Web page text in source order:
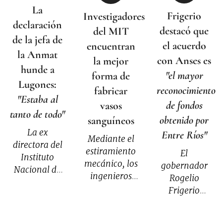
La
declaración
de la jefa de
la Anmat
hunde a
Lugones:
"Estaba al
tanto de todo"
La ex
directora del
Instituto
Nacional de
Investigadores
del MIT
encuentran
la mejor
forma de
fabricar
vasos
sanguíneos
Mediante el
estiramiento
mecánico, los
ingenieros
Frigerio
destacó que
el acuerdo
con Anses es
"el mayor
reconocimiento
de fondos
obtenido por
Entre Ríos"
El
gobernador
Rogelio
Frigerio